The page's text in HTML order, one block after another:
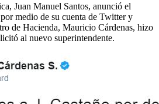
Juan Manuel Santos, anunció el
medio de su cuenta de Twitter y
de Hacienda, Mauricio Cárdenas, hizo
al nuevo superintendente.